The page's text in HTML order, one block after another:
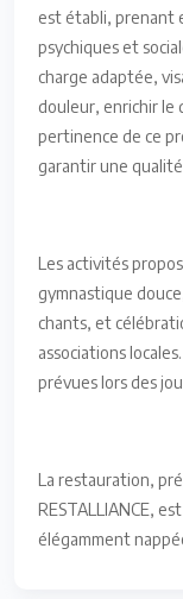
est établi, prenant
psychiques et
charge adaptée,
douleur, enrichir le
pertinence de ce
garantir une
Les activités
gymnastique
chants, et
associations
prévues lors des
La restauration,
RESTALLIANCE,
élégamment